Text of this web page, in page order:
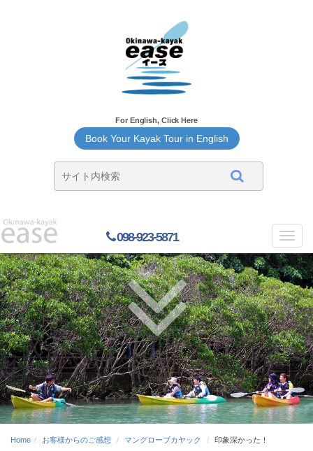
For English, Click Here
Book Your Kayak Tour in English
098-923-5871
Home お客様からのご感想 マングローブカヤック 印象深かった！